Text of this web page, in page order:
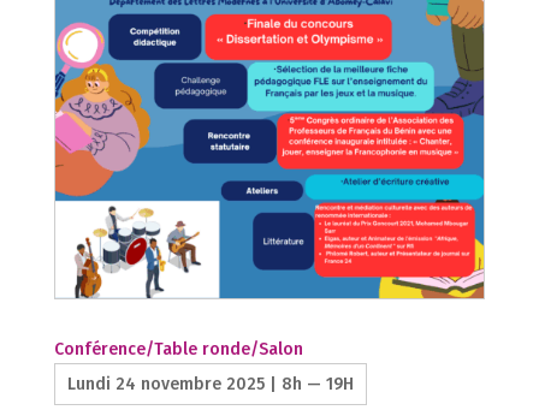
Conférence/Table ronde/Salon
Lundi 24 novembre 2025 | 8h — 19H
5
1
2
3
2